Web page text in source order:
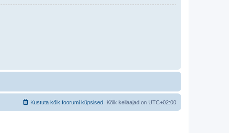
Kõik kellaajad on UTC+02:00
Kustuta kõik foorumi küpsised